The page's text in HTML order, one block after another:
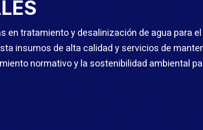
en tratamiento y desalinización de agua para
insumos de alta calidad y servicios de
normativo y la sostenibilidad ambiental